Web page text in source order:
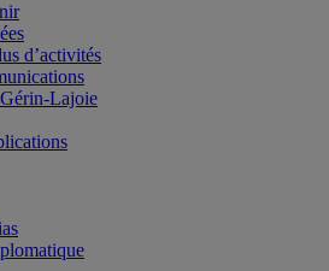
d’activités
Lajoie